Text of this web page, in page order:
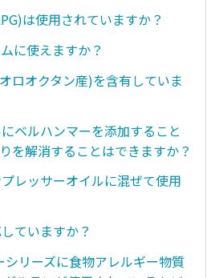
は使用されていますか？
に使えますか？
ロオクタン産)を含有していま
ベルハンマーを添加すること
を解消することはできますか？
レッサーオイルに混ぜて使用
ていますか？
シリーズに食物アレルギー物質